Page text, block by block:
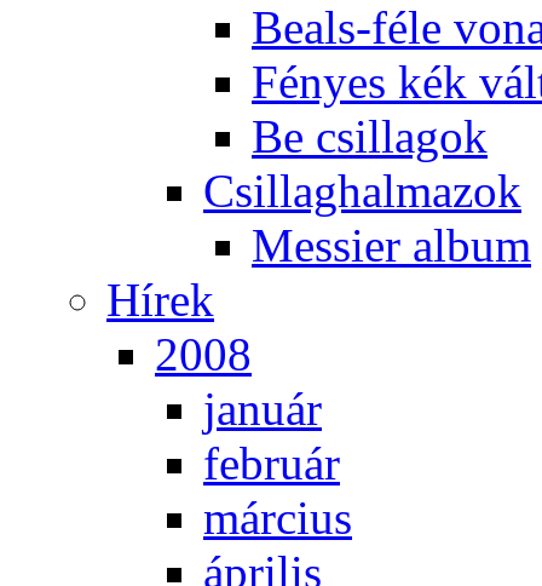
Be­als-fé­le
Fé­nyes kék
Be csil­la­gok
Csil­lag­hal­ma­zok
Mes­si­er al­bum
Hí­rek
2008
ja­nu­ár
feb­ru­ár
már­ci­us
áp­ri­lis